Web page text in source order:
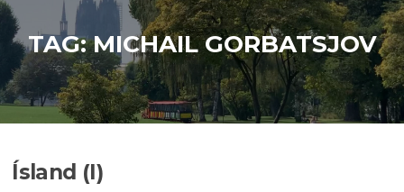
TAG:MICHAIL GORBATSJOV
Ísland (I)